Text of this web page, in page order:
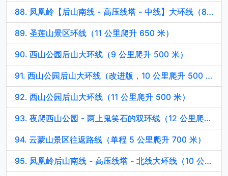
88. 凤凰岭【后山南线 - 高压线塔 - 中线】大环线（8 公里爬升 800 米）
89. 圣莲山景区环线（11 公里爬升 650 米）
90. 西山公园后山大环线（9 公里爬升 500 米）
91. 西山公园后山大环线（改进版，10 公里爬升 500 米）
92. 西山公园后山大环线（11 公里爬升 500 米）
93. 夜爬西山公园 - 两上鬼笑石的双环线（12 公里爬升 670 米）
94. 云蒙山景区往返路线（单程 5 公里爬升 700 米）
95. 凤凰岭后山南线 - 高压线塔 - 北线大环线（10 公里爬升 1000 米）